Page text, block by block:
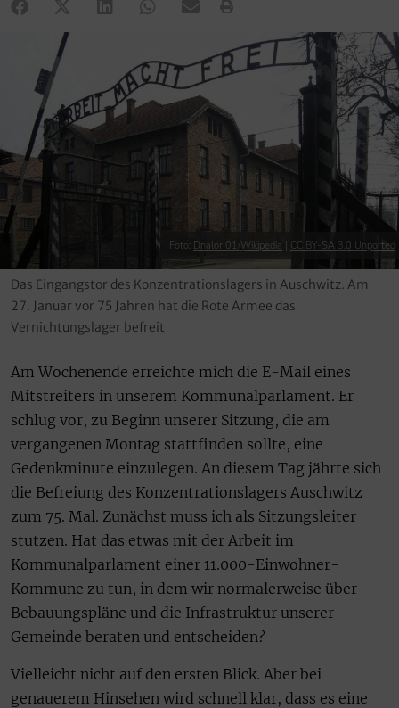
Foto: Dnalor 01/Wikipedia CC BY-SA 3.0 Unported
Das Eingangstor des Konzentrationslagers in Auschwitz. Am
27. Januar vor 75 Jahren hat die Rote Armee das
Vernichtungslager befreit
Am Wochenende erreichte mich die E-Mail eines
Mitstreiters in unserem Kommunalparlament. Er
schlug vor, zu Beginn unserer Sitzung, die am
vergangenen Montag stattfinden sollte, eine
Gedenkminute einzulegen. An diesem Tag jährte sich
die Befreiung des Konzentrationslagers Auschwitz
zum 75. Mal. Zunächst muss ich als Sitzungsleiter
stutzen. Hat das etwas mit der Arbeit im
Kommunalparlament einer 11.000-Einwohner-
Kommune zu tun, in dem wir normalerweise über
Bebauungspläne und die Infrastruktur unserer
Gemeinde beraten und entscheiden?
Vielleicht nicht auf den ersten Blick. Aber bei
genauerem Hinsehen wird schnell klar, dass es eine